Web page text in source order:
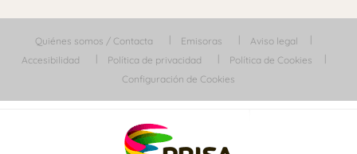
Quiénes somos / Contacta Emisoras
Aviso legal
Accesibilidad
Política de privacidad
Política de Cookies
Configuración de Cookies